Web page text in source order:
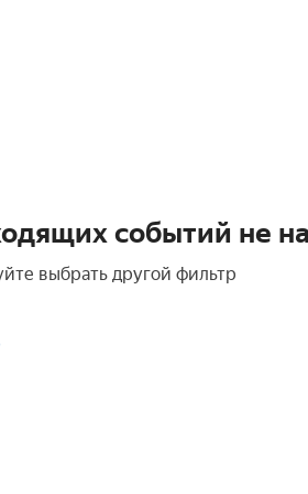
событий не
выбрать другой фильтр